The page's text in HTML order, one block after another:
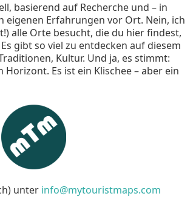
basierend auf Recherche und – in
eigenen Erfahrungen vor Ort. Nein, ich
alle Orte besucht, die du hier findest,
gibt so viel zu entdecken auf diesem
Kultur. Und ja, es stimmt:
Es ist ein Klischee – aber ein
unter info@mytouristmaps.com